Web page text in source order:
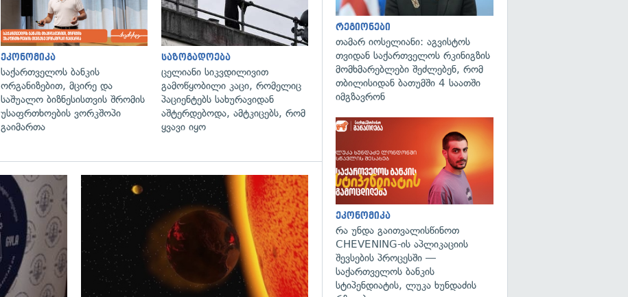
ეკონომიკა
საქართველოს ბანკის
ორგანიზებით, მცირე და
საშუალო ბიზნესისთვის შრომის
უსაფრთხოების ვორკშოპი
გაიმართა
საზოგადოება
ცელიანი სიკვდილივით
გამოწყობილი კაცი, რომელიც
პაციენტებს სახურავიდან
აშტერდებოდა, ამტკიცებს, რომ
ყვავი იყო
გადახედვა გადახედვა
რეგიონები
თამარ იოსელიანი: აგვისტოს
თვიდან საქართველოს რკინიგზის
მომხმარებლები შეძლებენ, რომ
თბილისიდან ბათუმში 4 საათში
იმგზავრონ
ეკონომიკა
რა უნდა გაითვალისწინოთ
CHEVENING-ის აპლიკაციის
შევსების პროცესში —
საქართველოს ბანკის
სტიპენდიატის, ლუკა ხუნდაძის